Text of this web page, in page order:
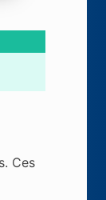
Ces